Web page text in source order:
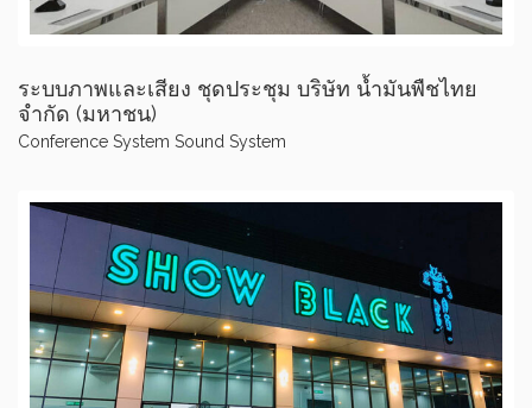
ระบบภาพและเสียง ชุดประชุม บริษัท น้ำมันพืชไทย
จำกัด (มหาชน)
Conference System Sound System